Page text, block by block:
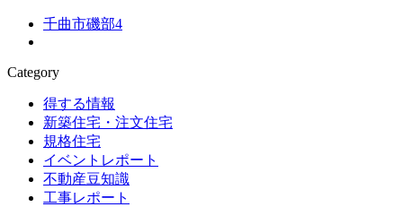
千曲市磯部4
Category
得する情報
新築住宅・注文住宅
規格住宅
イベントレポート
不動産豆知識
工事レポート